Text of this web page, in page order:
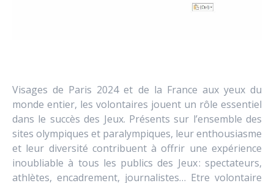
Visages de Paris 2024 et de la France aux yeux du
monde entier, les volontaires jouent un rôle essentiel
dans le succès des Jeux. Présents sur l’ensemble des
sites olympiques et paralympiques, leur enthousiasme
et leur diversité contribuent à offrir une expérience
inoubliable à tous les publics des Jeux : spectateurs,
athlètes, encadrement, journalistes… Etre volontaire